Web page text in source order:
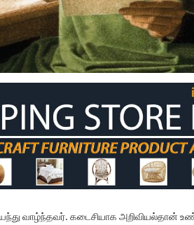
வாழ்ந்தவர். கடைசியாக அறிவியல்தான்